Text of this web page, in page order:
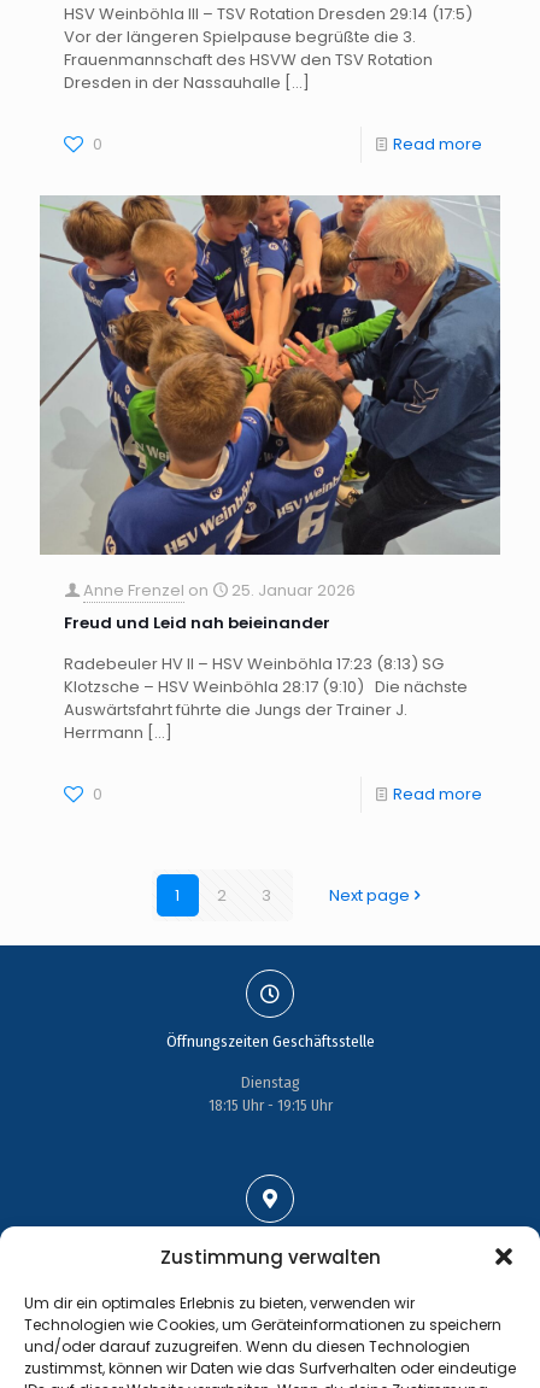
Zustimmung verwalten
Um dir ein optimales Erlebnis zu bieten, verwenden wir
Technologien wie Cookies, um Geräteinformationen zu speichern
und/oder darauf zuzugreifen. Wenn du diesen Technologien
zustimmst, können wir Daten wie das Surfverhalten oder eindeutige
HSV Weinböhla III – TSV Rotation Dresden 29:14 (17:5)
Vor der längeren Spielpause begrüßte die 3.
Frauenmannschaft des HSVW den TSV Rotation
Dresden in der Nassauhalle […]
0 Read more
Anne Frenzel on
25. Januar 2026
Freud und Leid nah beieinander
Radebeuler HV II – HSV Weinböhla 17:23 (8:13) SG
Klotzsche – HSV Weinböhla 28:17 (9:10) Die nächste
Auswärtsfahrt führte die Jungs der Trainer J.
Herrmann […]
0 Read more
1 2 3 Next page
Öffnungszeiten Geschäftsstelle
Dienstag
18:15 Uhr - 19:15 Uhr
01689 Wein­böhla